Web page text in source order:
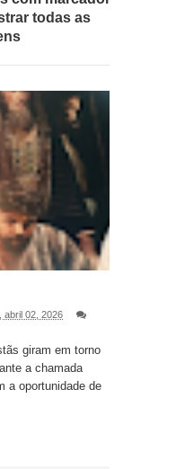
todas as
abril 02, 2026
giram em torno
a chamada
a oportunidade de